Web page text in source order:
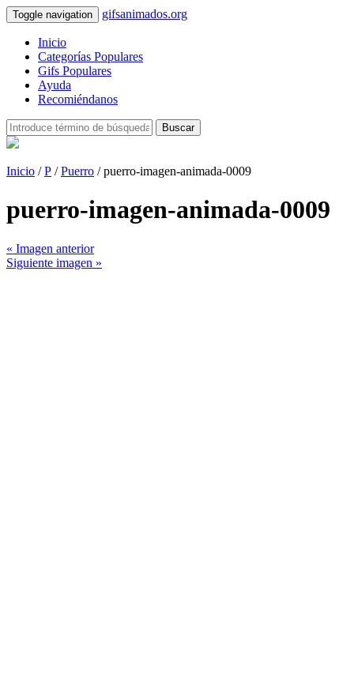
Toggle navigation gifsanimados.org
Inicio
Categorías Populares
Gifs Populares
Ayuda
Recomiéndanos
Buscar
Inicio /P /Puerro / puerro-imagen-animada-0009
puerro-imagen-animada-0009
« Imagen anterior
Siguiente imagen »